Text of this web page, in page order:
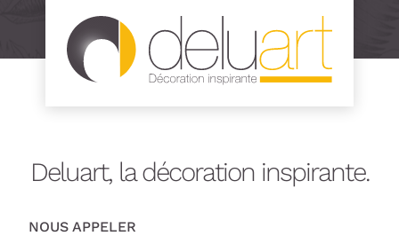
Deluart, la décoration inspirante.
NOUS APPELER